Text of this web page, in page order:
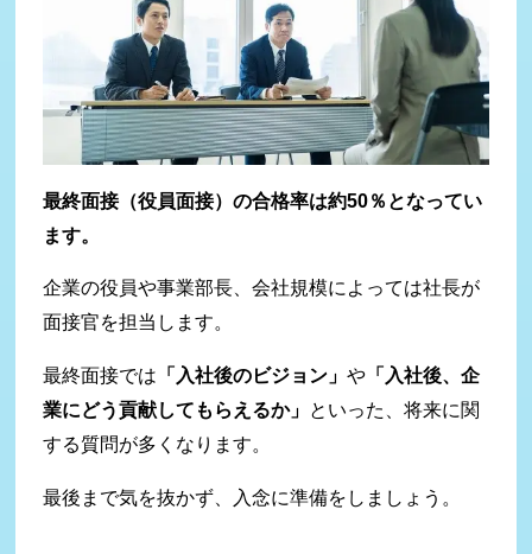
最終面接（役員面接）の合格率は約50％となってい
ます。
企業の役員や事業部長、会社規模によっては社長が
面接官を担当します。
最終面接では 「入社後のビジョン」 や「入社後、企
業にどう貢献してもらえるか」
といった、将来に関
する質問が多くなります。
最後まで気を抜かず、入念に準備をしましょう。